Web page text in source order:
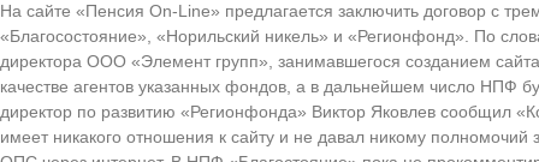
На сайте «Пенсия On-Line» предлагается заключить договор с
«Благосостояние», «Норильский никель» и «Регионфонд». По
директора ООО «Элемент групп», занимавшегося созданием
качестве агентов указанных фондов, а в дальнейшем число НПФ
директор по развитию «Регионфонда» Виктор Яковлев сообщил
имеет никакого отношения к сайту и не давал никому полномочий